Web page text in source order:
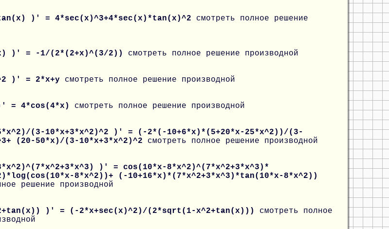
)' = 4*sec(x)^3+4*sec(x)*tan(x)^2 смотреть полное решение
)' = -1/(2*(2+x)^(3/2)) смотреть полное решение производной
)' = 2*x+y смотреть полное решение производной
= 4*cos(4*x) смотреть полное решение производной
(3-10*x+3*x^2)^2 )' = (-2*(-10+6*x)*(5+20*x-25*x^2))/(3-
(20-50*x)/(3-10*x+3*x^2)^2 смотреть полное решение производной
)' = cos(10*x-8*x^2)^(7*x^2+3*x^3)*
8*x^2))+ (-10+16*x)*(7*x^2+3*x^3)*tan(10*x-8*x^2))
решение производной
)' = (-2*x+sec(x)^2)/(2*sqrt(1-x^2+tan(x))) смотреть полное